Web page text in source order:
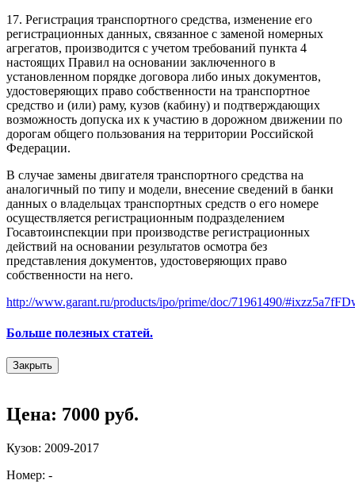
17. Регистрация транспортного средства, изменение его
регистрационных данных, связанное с заменой номерных
агрегатов, производится с учетом требований пункта 4
настоящих Правил на основании заключенного в
установленном порядке договора либо иных документов,
удостоверяющих право собственности на транспортное
средство и (или) раму, кузов (кабину) и подтверждающих
возможность допуска их к участию в дорожном движении по
дорогам общего пользования на территории Российской
Федерации.
В случае замены двигателя транспортного средства на
аналогичный по типу и модели, внесение сведений в банки
данных о владельцах транспортных средств о его номере
осуществляется регистрационным подразделением
Госавтоинспекции при производстве регистрационных
действий на основании результатов осмотра без
представления документов, удостоверяющих право
собственности на него.
http://www.garant.ru/products/ipo/prime/doc/71961490/
Больше полезных статей.
Закрыть
Цена: 7000 руб.
Кузов: 2009-2017
Номер: -